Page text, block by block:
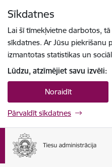
Sīkdatnes
Lai šī tīmekļvietne darbotos,
sīkdatnes. Ar Jūsu piekrišanu
izmantotas statistikas un
Lūdzu, atzīmējiet savu izvēli:
Noraidīt
Pārvaldīt sīkdatnes